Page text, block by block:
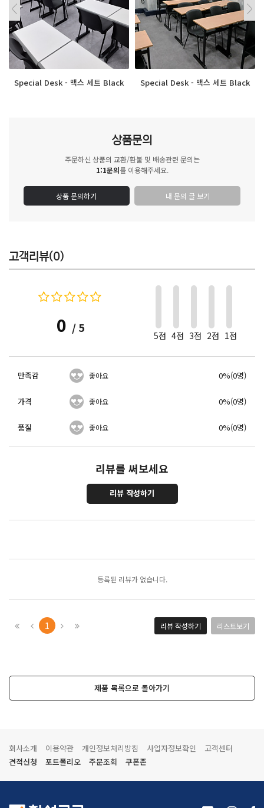
Special Desk - 맥스 세트 Black Special Desk - 맥스 세트 Black
상품문의
주문하신 상품의 교환/환불 및 배송관련 문의는
1:1문의를 이용해주세요.
상품 문의하기 내 문의 글 보기
고객리뷰(0)
0 / 5
5점 4점 3점 2점 1점
만족감 좋아요 0%(0명)
가격 좋아요 0%(0명)
품질 좋아요 0%(0명)
리뷰를 써보세요
리뷰 작성하기
등록된 리뷰가 없습니다.
1 리뷰 작성하기 리스트보기
제품 목록으로 돌아가기
회사소개 이용약관 개인정보처리방침 사업자정보확인
고객센터
견적신청
포트폴리오 주문조회 쿠폰존